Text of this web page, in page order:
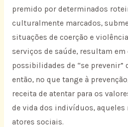
premido por determinados
culturalmente marcados,
situações de coerção e
serviços de saúde, resultam
possibilidades de “se prevenir”
então, no que tange à
receita de atentar para os
de vida dos indivíduos, aqueles
atores sociais.